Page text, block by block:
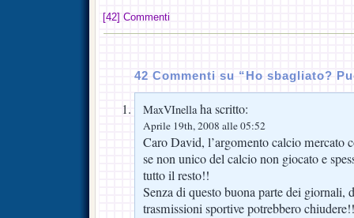
[42] Commenti
42 Commenti su “Ho sbagliato?
MaxVInellaha scritto:
Aprile 19th, 2008 alle 05:52
Caro David, l’argomento calcio mercato
se non unico del calcio non giocato e
tutto il resto!!
Senza di questo buona parte dei giornali,
trasmissioni sportive potrebbero chiudere!!